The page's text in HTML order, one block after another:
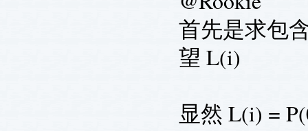
首先是求包
望 L(i)
显然 L(i) =